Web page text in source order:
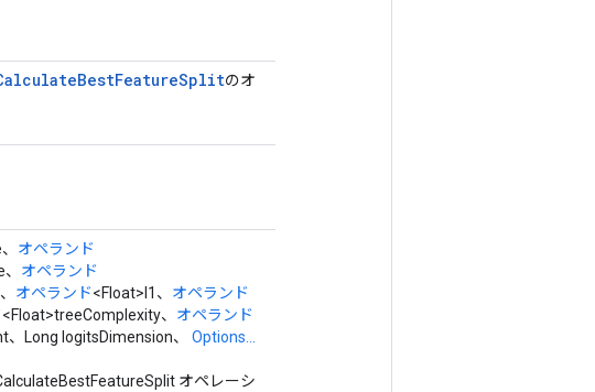
BestFeatureSplitのオ
オペランド
オペランド
オペランド<Float>l1、 オペランド
<Float>treeComplexity、 オペランド
、Long logitsDimension、 Options...
オペレーシ